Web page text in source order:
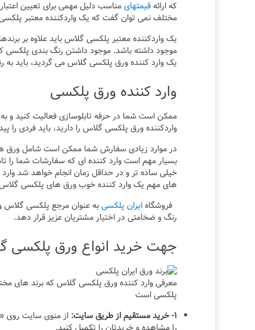
که ارائهقیمتهایمناسب دلیل مهمی برای تعیین
مختلف نمی توان گفت که یک واردکننده معتبر پلکسی
یک واردکننده معتبر پلکسی گلاس باید علاوه بر
موجود داشته باشد. موجود داشتن رنگ بندی پلکسی
یک وارد کننده ورق پلکسی گلاس می گردید، باید به
وارد کننده ورق پلکسی
ممکن است شما در حرفه تابلوسازی فعالیت کنید و
واردکننده ورق پلکسی گلاس را دارید، باید فردی را
در موارد زیادی سفارش شما ممکن است شامل ورق
بسیار مهم است وارد کننده ای که سفارشات شما را
خیلی ساده تر و در حداقل زمان انجام خواهد شد
های مهم یک وارد کننده خوب ورق های پلکسی
فروشگاهایران پلکسیبه عنوان مرجع پلکسی گلاس و
رنگ و ضخامتی در اختیار مشتریان عزیز قرار دهد.
جهت خرید انواع ورق پلکسی
پلکسی است
۱- خرید مستقیم از طریق سایت:
از منوی سایت روی